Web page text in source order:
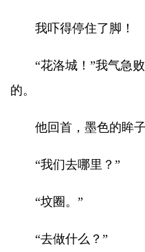
我吓得停住了脚！
“花洛城！”我气急
的。
他回首，墨色的眸
“我们去哪里？”
“坟圈。”
“去做什么？”